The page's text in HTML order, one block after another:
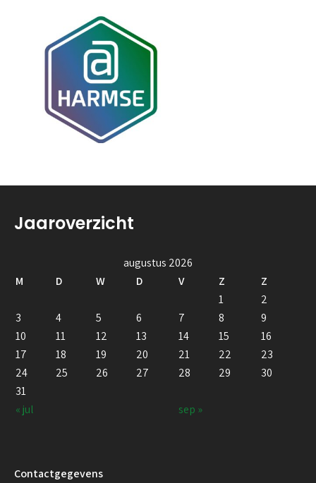
Jaaroverzicht
augustus 2026
M
D W D V Z
Z
1
2
3
4 5 6 7 8
9
10
11 12 13 14 15
16
17
18 19 20 21 22
23
24
25 26 27 28 29
30
31
« jul
sep »
Contactgegevens